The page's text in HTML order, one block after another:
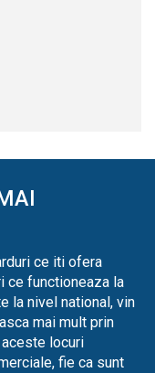
ce iti ofera
ce functioneaza la
la nivel national, vin
mai mult prin
locuri
fie ca sunt